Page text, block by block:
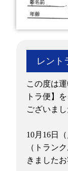
レント
この度は
トラ便】
ございまし
10月16日
（トラン
きました